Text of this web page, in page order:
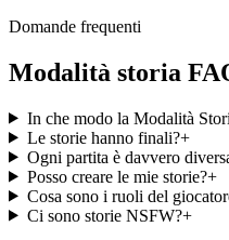
Domande frequenti
Modalità storia
In che modo la Modalità
Le storie hanno finali?+
Ogni partita è davvero
Posso creare le mie storie?+
Cosa sono i ruoli del
Ci sono storie NSFW?+